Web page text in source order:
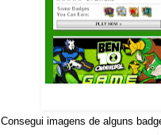
Consegui imagens de alguns